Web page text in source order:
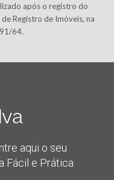
após o registro do
Registro de Imóveis, na
64.
aqui o seu
Fácil e Prática.